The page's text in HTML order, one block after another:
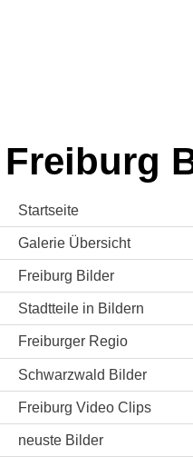
Freiburg
Startseite
Galerie Übersicht
Freiburg Bilder
Stadtteile in Bildern
Freiburger Regio
Schwarzwald Bilder
Freiburg Video Clips
neuste Bilder